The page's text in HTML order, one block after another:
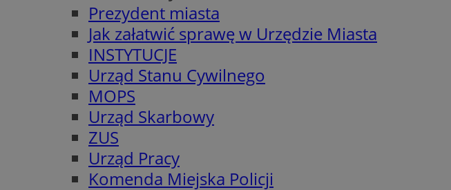
Prezydent miasta
Jak załatwić sprawę w Urzędzie Miasta
INSTYTUCJE
Urząd Stanu Cywilnego
MOPS
Urząd Skarbowy
ZUS
Urząd Pracy
Komenda Miejska Policji